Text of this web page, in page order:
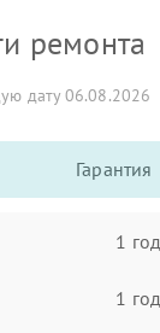
ремонта
дату 06.08.2026
Гарантия
1 год
1 год